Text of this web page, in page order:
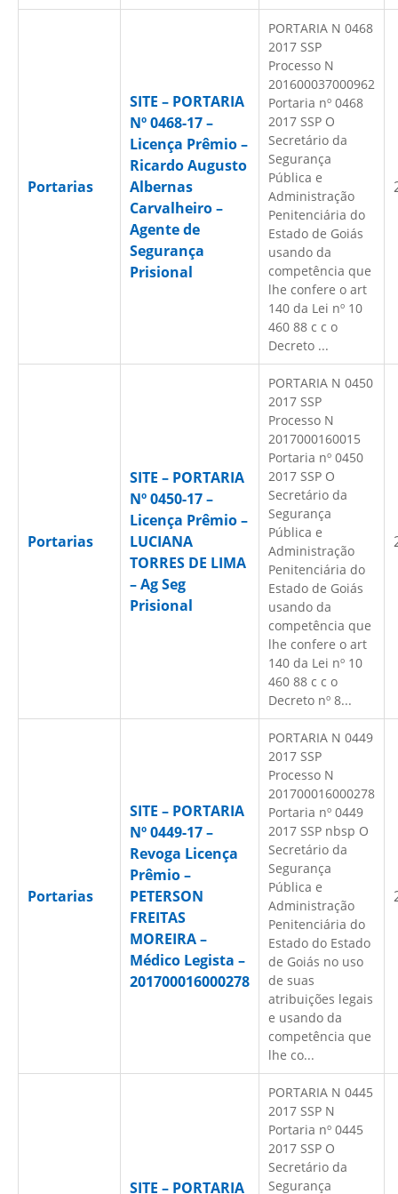
Portarias
SITE – PORTARIA
Nº 0468-17 –
Licença Prêmio –
Ricardo Augusto
Albernas
Carvalheiro –
Agente de
Segurança
Prisional
PORTARIA N 0468
2017 SSP
Processo N
201600037000962
Portaria nº 0468
2017 SSP O
Secretário da
Segurança
Pública e
Administração
Penitenciária do
Estado de Goiás
usando da
competência que
lhe confere o art
140 da Lei nº 10
460 88 c c o
Decreto ...
Portarias
SITE – PORTARIA
Nº 0450-17 –
Licença Prêmio –
LUCIANA
TORRES DE LIMA
– Ag Seg
Prisional
PORTARIA N 0450
2017 SSP
Processo N
2017000160015
Portaria nº 0450
2017 SSP O
Secretário da
Segurança
Pública e
Administração
Penitenciária do
Estado de Goiás
usando da
competência que
lhe confere o art
140 da Lei nº 10
460 88 c c o
Decreto nº 8...
Portarias
SITE – PORTARIA
Nº 0449-17 –
Revoga Licença
Prêmio –
PETERSON
FREITAS
MOREIRA –
Médico Legista –
201700016000278
PORTARIA N 0449
2017 SSP
Processo N
201700016000278
Portaria nº 0449
2017 SSP nbsp O
Secretário da
Segurança
Pública e
Administração
Penitenciária do
Estado do Estado
de Goiás no uso
de suas
atribuições legais
e usando da
competência que
lhe co...
SITE – PORTARIA
PORTARIA N 0445
2017 SSP N
Portaria nº 0445
2017 SSP O
Secretário da
Segurança